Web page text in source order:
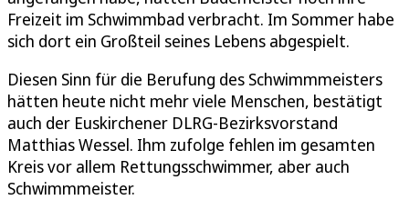
Freizeit im Schwimmbad verbracht. Im Sommer habe
sich dort ein Großteil seines Lebens abgespielt.
Diesen Sinn für die Berufung des Schwimmmeisters
hätten heute nicht mehr viele Menschen, bestätigt
auch der Euskirchener DLRG-Bezirksvorstand
Matthias Wessel. Ihm zufolge fehlen im gesamten
Kreis vor allem Rettungsschwimmer, aber auch
Schwimmmeister.